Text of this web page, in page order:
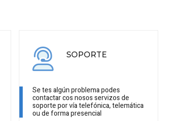
SOPORTE
Se tes algún problema podes
contactar cos nosos servizos de
soporte por vía telefónica, telemática
ou de forma presencial